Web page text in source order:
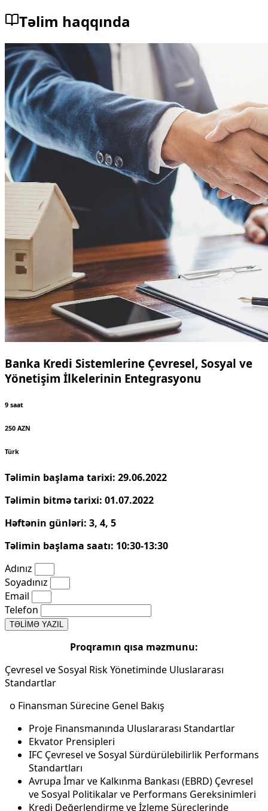
Təlim haqqında
Banka Kredi Sistemlerine Çevresel, Sosyal ve
Yönetişim İlkelerinin Entegrasyonu
9 saat
250 AZN
Türk
Təlimin başlama tarixi: 29.06.2022
Təlimin bitmə tarixi: 01.07.2022
Həftənin günləri: 3, 4, 5
Təlimin başlama saatı: 10:30-13:30
Adınız
Soyadınız
Email
Telefon
TƏLİMƏ YAZIL
Proqramın qısa məzmunu:
Çevresel ve Sosyal Risk Yönetiminde Uluslararası
Standartlar
o Finansman Sürecine Genel Bakış
Proje Finansmanında Uluslararası Standartlar
Ekvator Prensipleri
IFC Çevresel ve Sosyal Sürdürülebilirlik Performans
Standartları
Avrupa İmar ve Kalkınma Bankası (EBRD) Çevresel
ve Sosyal Politikalar ve Performans Gereksinimleri
Kredi Değerlendirme ve İzleme Süreçlerinde